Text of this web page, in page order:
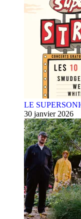
LE
30 janvier 2026